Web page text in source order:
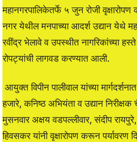
महानगरपालिकेतर्फे ५ जुन रोजी
नगर येथील मनपाच्या आदर्श उद्यान येथे
रवींद्र भेलावे व उपस्थीत नागरिकांच्या हस्ते
रोपट्यांची लागवड करण्यात आली.
आयुक्त विपीन पालीवाल यांच्या
हजारे, कनिष्ठ अभियंता व उद्यान
मुसनवार अक्षय वडपल्लीवार, संदीप
हिवसकर यांनी वृक्षारोपण करून पर्यावरण